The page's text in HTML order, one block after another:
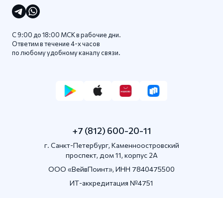
С 9:00 до 18:00 МСК в рабочие дни.
Ответим в течение 4-x часов
по любому удобному каналу связи.
+7 (812) 600-20-11
г. Санкт-Петербург, Каменноостровский
проспект, дом 11, корпус 2А
OOO «ВейвПоинт», ИНН 7840475500
ИТ-аккредитация №4751